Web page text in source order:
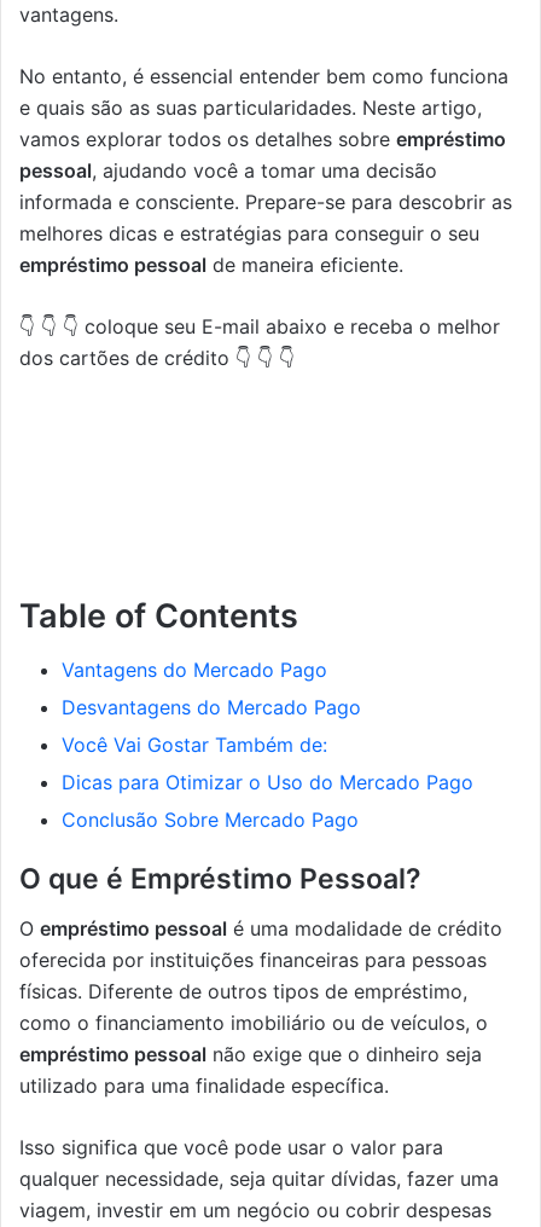
vantagens.
No entanto, é essencial entender bem como funciona
e quais são as suas particularidades. Neste artigo,
vamos explorar todos os detalhes sobre empréstimo
pessoal, ajudando você a tomar uma decisão
informada e consciente. Prepare-se para descobrir as
melhores dicas e estratégias para conseguir o seu
empréstimo pessoal de maneira eficiente.
👇 👇 👇 coloque seu E-mail abaixo e receba o melhor
dos cartões de crédito 👇 👇 👇
Table of Contents
Vantagens do Mercado Pago
Desvantagens do Mercado Pago
Você Vai Gostar Também de:
Dicas para Otimizar o Uso do Mercado Pago
Conclusão Sobre Mercado Pago
O que é Empréstimo Pessoal?
O empréstimo pessoal é uma modalidade de crédito
oferecida por instituições financeiras para pessoas
físicas. Diferente de outros tipos de empréstimo,
como o financiamento imobiliário ou de veículos, o
empréstimo pessoal não exige que o dinheiro seja
utilizado para uma finalidade específica.
Isso significa que você pode usar o valor para
qualquer necessidade, seja quitar dívidas, fazer uma
viagem, investir em um negócio ou cobrir despesas